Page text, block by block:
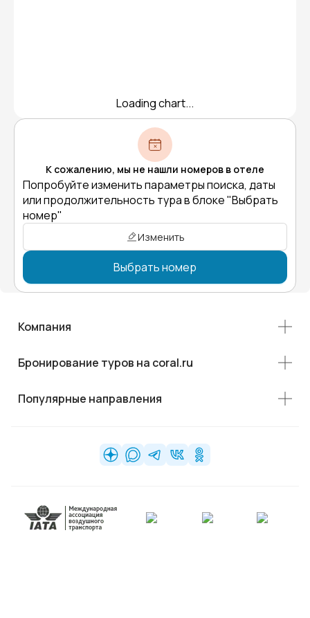
Loading chart...
К сожалению, мы не нашли номеров в отеле
Попробуйте изменить параметры поиска, даты
или продолжительность тура в блоке "Выбрать
номер"
Изменить
Выбрать номер
Компания
Бронирование туров на coral.ru
Популярные направления